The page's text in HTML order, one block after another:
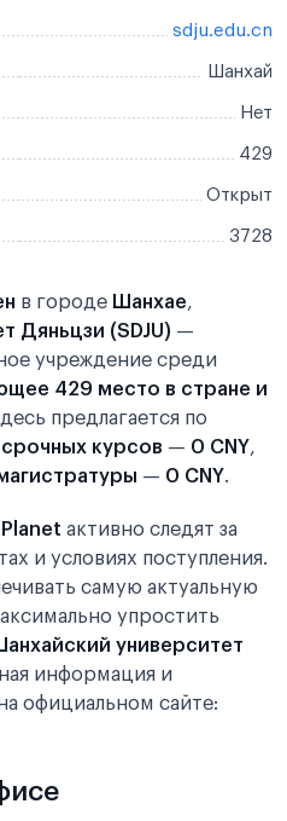
sdju.edu.cn
Шанхай
Нет
429
Открыт
3728
в городе Шанхае,
Дяньцзи (SDJU) —
учреждение среди
429 место в стране и
предлагается по
курсов — 0 CNY,
— 0 CNY.
Planet активно следят за
и условиях поступления.
самую актуальную
упростить
университет
информация и
официальном сайте: